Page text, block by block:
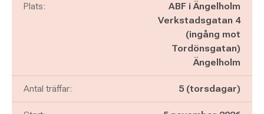
Plats:
ABF i Ängelholm
Verkstadsgatan 4
(ingång mot
Tordönsgatan)
Ängelholm
Antal träffar: 5 (torsdagar)